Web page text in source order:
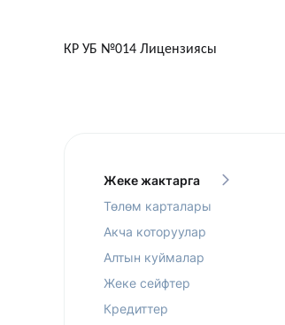
КР УБ №014 Лицензиясы
Жеке жактарга
Төлөм карталары
Акча которуулар
Алтын куймалар
Жеке сейфтер
Кредиттер